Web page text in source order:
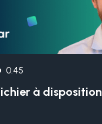
0:45
à disposition